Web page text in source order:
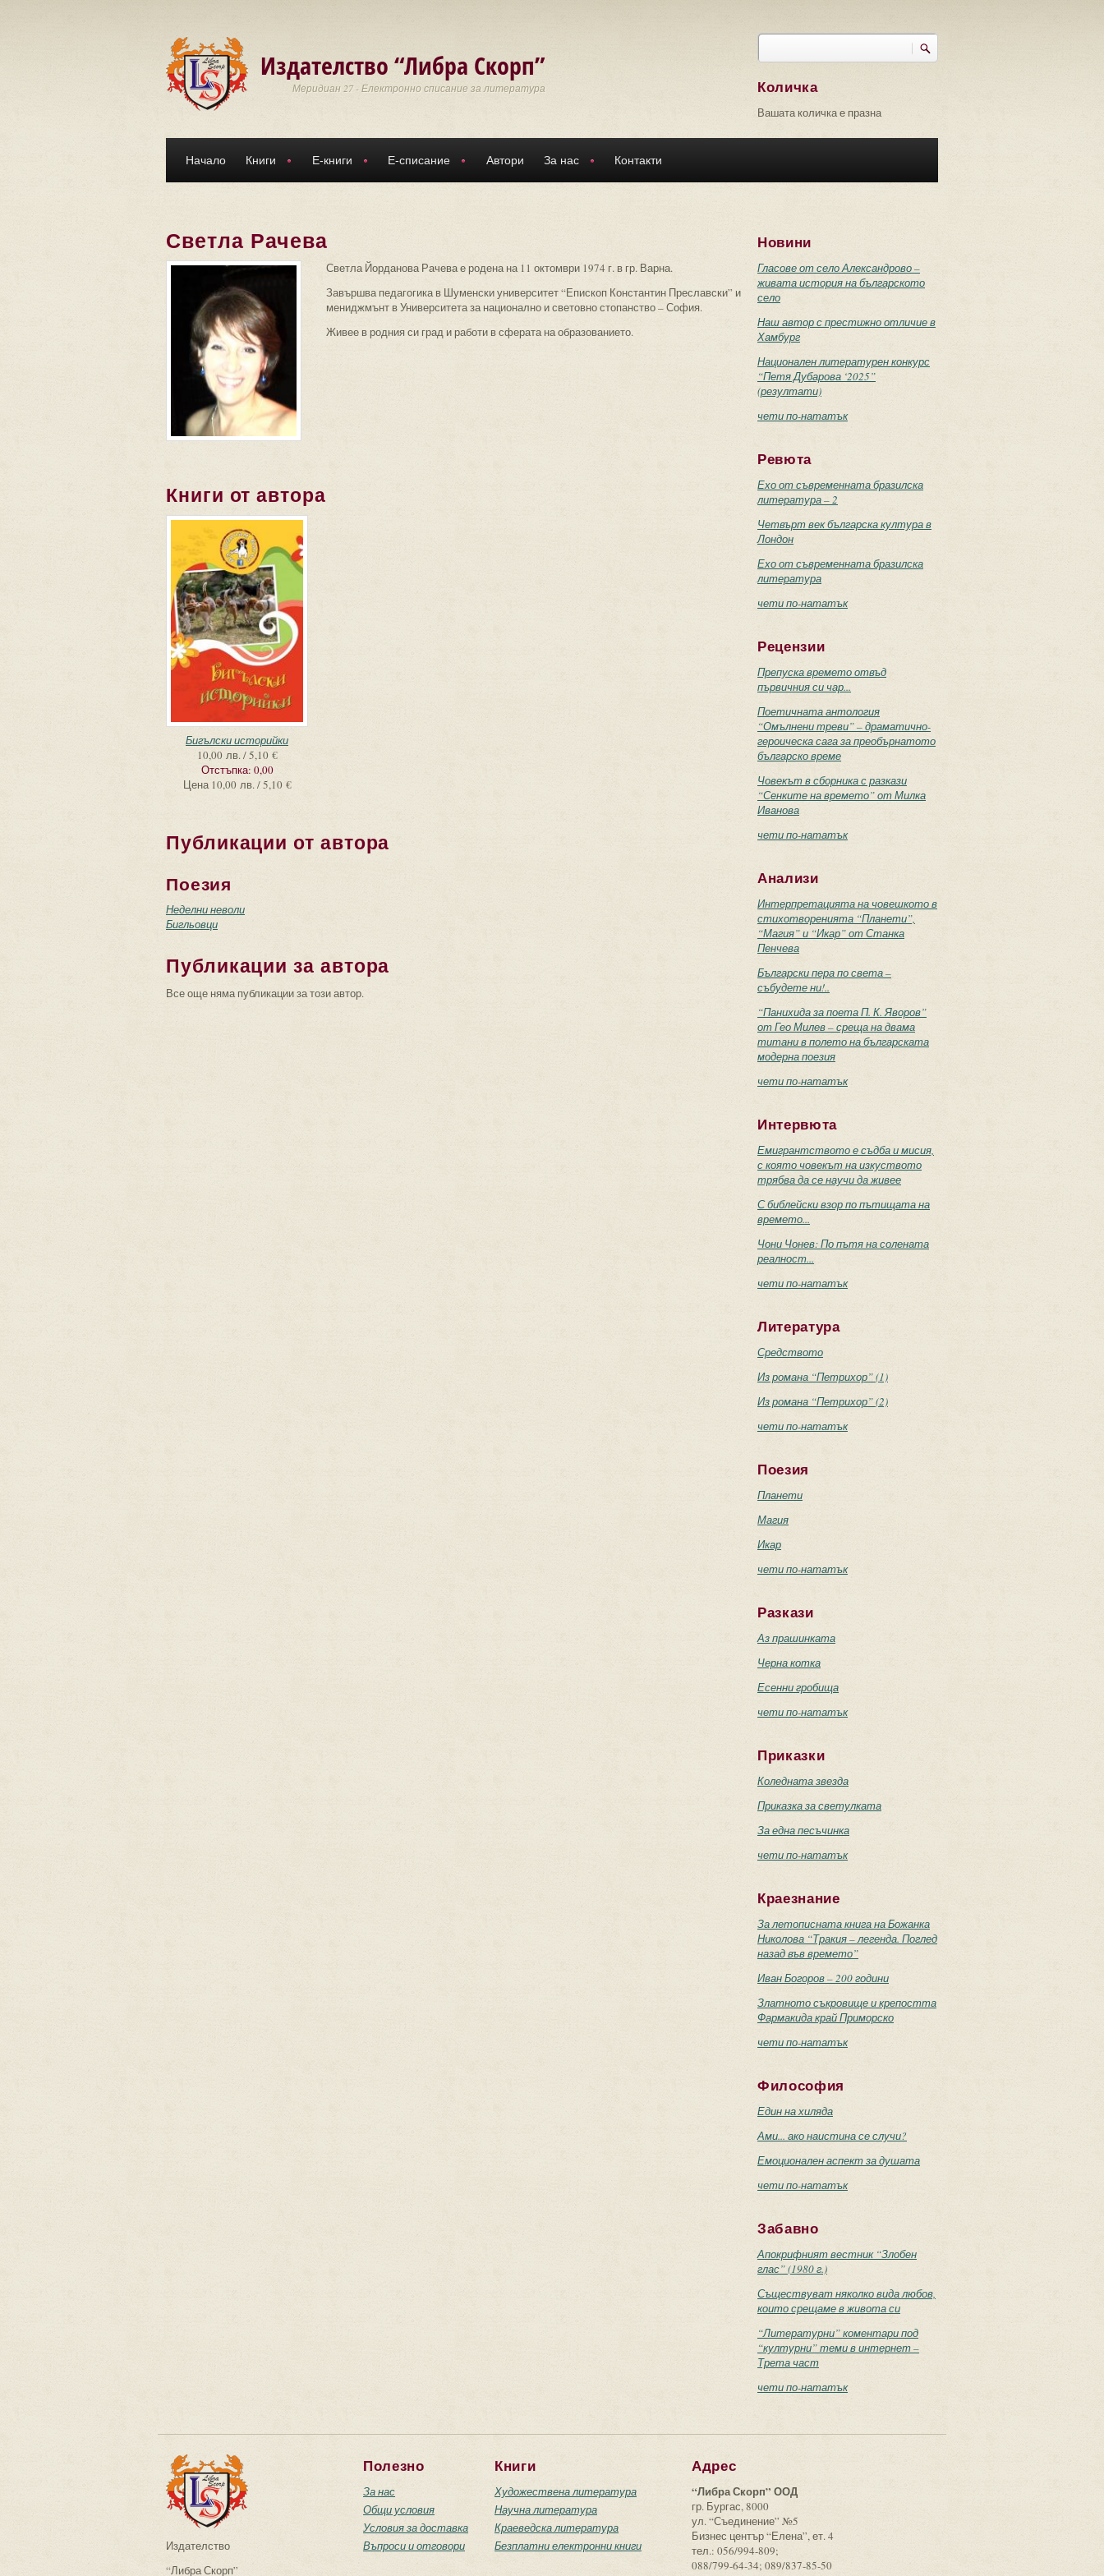
Издателство “Либра Скорп”
Меридиан 27 - Електронно списание за литература
Търси
Количка
Вашата количка е празна
Начало Книги Е-книги Е-списание Автори За нас Контакти
Светла Рачева
Светла Йорданова Рачева е родена на 11 октомври 1974 г. в гр. Варна.
Завършва педагогика в Шуменски университет “Епископ Константин Преславски” и
мениджмънт в Университета за национално и световно стопанство – София.
Живее в родния си град и работи в сферата на образованието.
Книги от автора
Бигълски историйки
10,00 лв. / 5,10 €
Отстъпка: 0,00
Цена 10,00 лв. / 5,10 €
Публикации от автора
Поезия
Неделни неволи
Бигльовци
Публикации за автора
Все още няма публикации за този автор.
Новини
Гласове от село Александрово –
живата история на българското
село
Наш автор с престижно отличие в
Хамбург
Национален литературен конкурс
“Петя Дубарова ‘2025”
(резултати)
чети по-нататък
Ревюта
Ехо от съвременната бразилска
литература – 2
Четвърт век българска култура в
Лондон
Ехо от съвременната бразилска
литература
чети по-нататък
Рецензии
Препуска времето отвъд
първичния си чар...
Поетичната антология
“Омълнени треви” – драматично-
героическа сага за преобърнатото
българско време
Човекът в сборника с разкази
“Сенките на времето” от Милка
Иванова
чети по-нататък
Анализи
Интерпретацията на човешкото в
стихотворенията “Планети”,
“Магия” и “Икар” от Станка
Пенчева
Български пера по света –
събудете ни!..
“Панихида за поета П. К. Яворов”
от Гео Милев – среща на двама
титани в полето на българската
модерна поезия
чети по-нататък
Интервюта
Емигрантството е съдба и мисия,
с която човекът на изкуството
трябва да се научи да живее
С библейски взор по пътищата на
времето...
Чони Чонев: По пътя на солената
реалност...
чети по-нататък
Литература
Средството
Из романа “Петрихор” (1)
Из романа “Петрихор” (2)
чети по-нататък
Поезия
Планети
Магия
Икар
чети по-нататък
Разкази
Аз прашинката
Черна котка
Есенни гробища
чети по-нататък
Приказки
Коледната звезда
Приказка за светулката
За една песъчинка
чети по-нататък
Краезнание
За летописната книга на Божанка
Николова “Тракия – легенда. Поглед
назад във времето”
Иван Богоров – 200 години
Златното съкровище и крепостта
Фармакида край Приморско
чети по-нататък
Философия
Един на хиляда
Ами... ако наистина се случи?
Емоционален аспект за душата
чети по-нататък
Забавно
Апокрифният вестник “Злобен
глас” (1980 г.)
Съществуват няколко вида любов,
които срещаме в живота си
“Литературни” коментари под
“културни” теми в интернет –
Трета част
чети по-нататък
Издателство
“Либра Скорп”
Полезно
За нас
Общи условия
Условия за доставка
Въпроси и отговори
Книги
Художествена литература
Научна литература
Краеведска литература
Безплатни електронни книги
Адрес
“Либра Скорп” ООД
гр. Бургас, 8000
ул. “Съединение” №5
Бизнес център “Елена”, ет. 4
тел.: 056/994-809;
088/799-64-34; 089/837-85-50